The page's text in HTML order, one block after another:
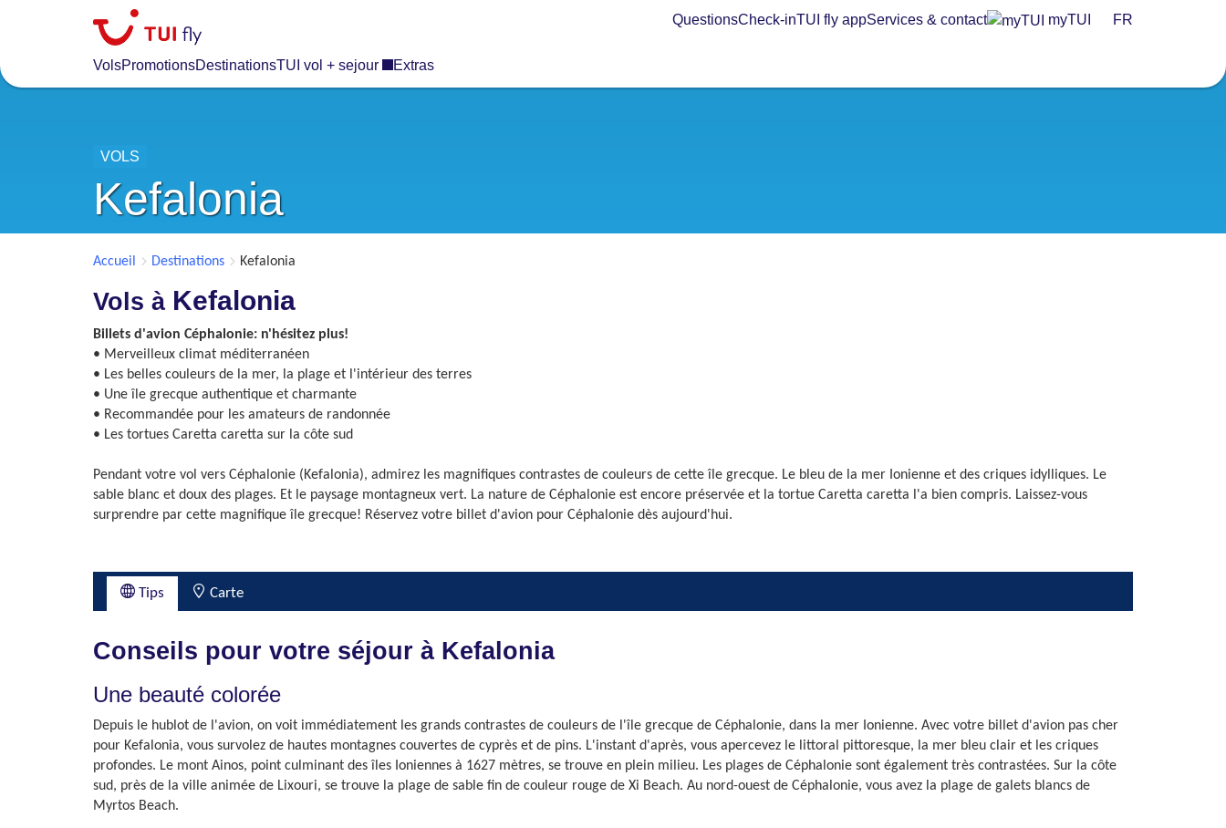
content
VolsPromotionsDestinationsTUI vol + sejour Extras
QuestionsCheck-inTUI fly appServices & contact myTUI FR
VOLS
Kefalonia
Accueil Destinations Kefalonia
Vols à Kefalonia
Billets d'avion Céphalonie: n'hésitez plus!
• Merveilleux climat méditerranéen
• Les belles couleurs de la mer, la plage et l'intérieur des terres
• Une île grecque authentique et charmante
• Recommandée pour les amateurs de randonnée
• Les tortues Caretta caretta sur la côte sud
Pendant votre vol vers Céphalonie (Kefalonia), admirez les magnifiques contrastes de couleurs de cette île grecque. Le bleu de la mer Ionienne et des criques idylliques. Le
sable blanc et doux des plages. Et le paysage montagneux vert. La nature de Céphalonie est encore préservée et la tortue Caretta caretta l'a bien compris. Laissez-vous
surprendre par cette magnifique île grecque! Réservez votre billet d'avion pour Céphalonie dès aujourd'hui.
Tips Carte
Conseils pour votre séjour à Kefalonia
Une beauté colorée
Depuis le hublot de l'avion, on voit immédiatement les grands contrastes de couleurs de l'île grecque de Céphalonie, dans la mer Ionienne. Avec votre billet d'avion pas cher
pour Kefalonia, vous survolez de hautes montagnes couvertes de cyprès et de pins. L'instant d'après, vous apercevez le littoral pittoresque, la mer bleu clair et les criques
profondes. Le mont Ainos, point culminant des îles Ioniennes à 1627 mètres, se trouve en plein milieu. Les plages de Céphalonie sont également très contrastées. Sur la côte
sud, près de la ville animée de Lixouri, se trouve la plage de sable fin de couleur rouge de Xi Beach. Au nord-ouest de Céphalonie, vous avez la plage de galets blancs de
Myrtos Beach.